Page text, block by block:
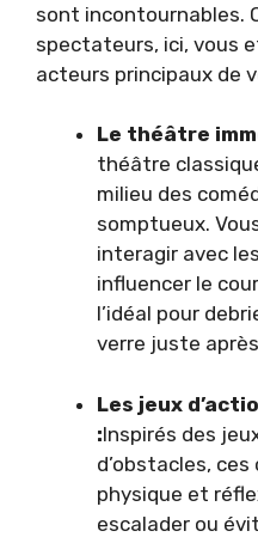
sont incontournables.
spectateurs, ici, vous
acteurs principaux de
Le théâtre
théâtre
milieu des
somptueux.
interagir avec
influencer le
l’idéal pour
verre juste
Les jeux
:Inspirés des
d’obstacles,
physique et
escalader ou